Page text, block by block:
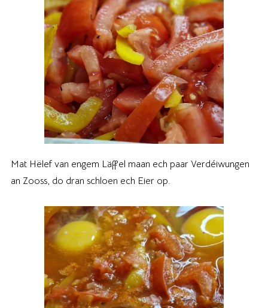
Mat Hëlef van engem Läffel maan ech paar Verdéiwungen
an Zooss, do dran schloen ech Eier op.